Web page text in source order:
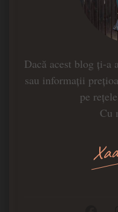
Dacă acest blog ți-a
sau informații
pe
Cu